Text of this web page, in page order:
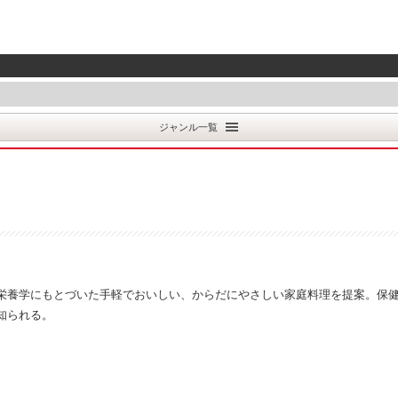
ジャンル一覧
学にもとづいた手軽でおいしい、からだにやさしい家庭料理を提案。
れる。